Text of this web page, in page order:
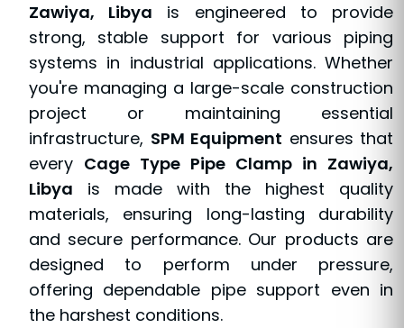
Zawiya, Libya is engineered to provide
strong, stable support for various piping
systems in industrial applications. Whether
you're managing a large-scale construction
project or maintaining essential
infrastructure, SPM Equipment ensures that
every Cage Type Pipe Clamp in Zawiya,
Libya is made with the highest quality
materials, ensuring long-lasting durability
and secure performance. Our products are
designed to perform under pressure,
offering dependable pipe support even in
the harshest conditions.